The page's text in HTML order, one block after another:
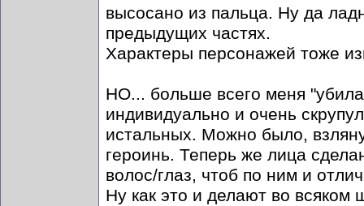
высосано из пальца. Ну да
предыдущих частях.
Характеры персонажей тоже
НО... больше всего меня
индивидуально и очень
истальных. Можно было,
героинь. Теперь же лица
волос/глаз, чтоб по ним и
Ну как это и делают во всяком